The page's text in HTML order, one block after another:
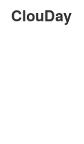
ClouDay